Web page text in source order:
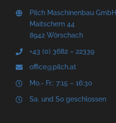
Pilch Maschinenbau GmbH
Maitschern 44
8942 Wörschach
+43 (0) 3682 – 22339
office@pilch.at
Mo.- Fr.: 7:15 – 16:30
Sa. und So geschlossen